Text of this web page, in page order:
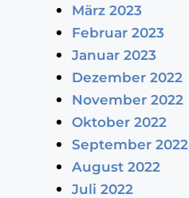
März 2023
Februar 2023
Januar 2023
Dezember 2022
November 2022
Oktober 2022
September 2022
August 2022
Juli 2022